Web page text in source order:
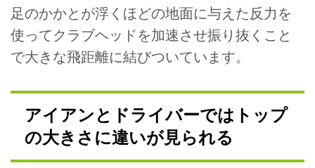
足のかかとが浮くほどの地面に与えた反力を
使ってクラブヘッドを加速させ振り抜くこと
で大きな飛距離に結びついています。
アイアンとドライバーではトップ
の大きさに違いが見られる